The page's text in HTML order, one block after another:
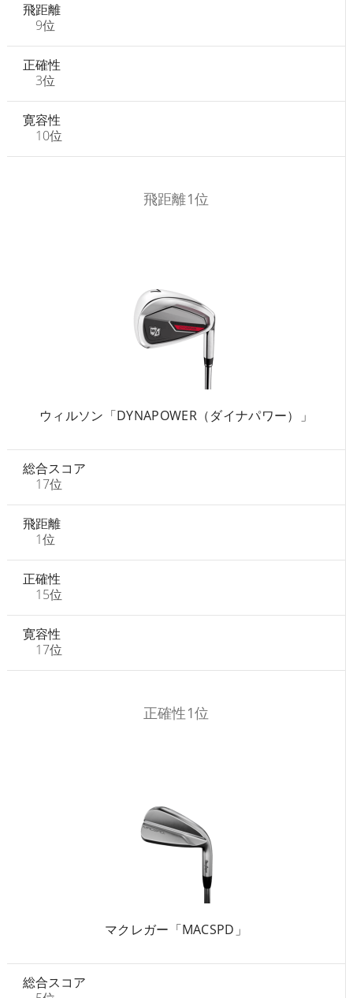
飛距離
9位
正確性
3位
寛容性
10位
飛距離1位
ウィルソン「DYNAPOWER（ダイナパワー）」
総合スコア
17位
飛距離
1位
正確性
15位
寛容性
17位
正確性1位
マクレガー「MACSPD」
総合スコア